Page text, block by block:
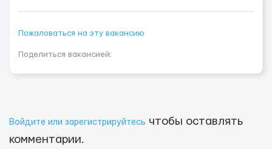
Пожаловаться на эту вакансию
Поделиться вакансией:
Войдите или зарегистрируйтесь чтобы оставлять
комментарии.